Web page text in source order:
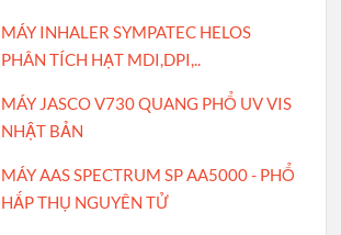
MÁY INHALER SYMPATEC HELOS
PHÂN TÍCH HẠT MDI,DPI,..
MÁY JASCO V730 QUANG PHỔ UV VIS
NHẬT BẢN
MÁY AAS SPECTRUM SP AA5000 - PHỔ
HẤP THỤ NGUYÊN TỬ